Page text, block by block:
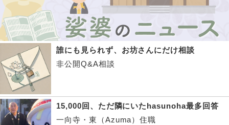
誰にも見られず、お坊さんにだけ相談
非公開Q&A相談
15,000回、ただ隣にいたhasunoha最多回答
一向寺・東（Azuma）住職